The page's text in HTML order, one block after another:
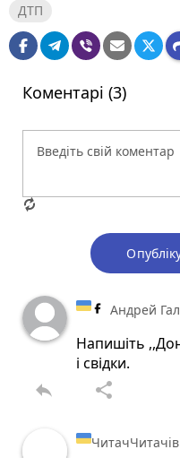
ДТП
Коментарі (3)
Андрей
Напишіть
і свідки.
reply share
ЧитачЧитачів